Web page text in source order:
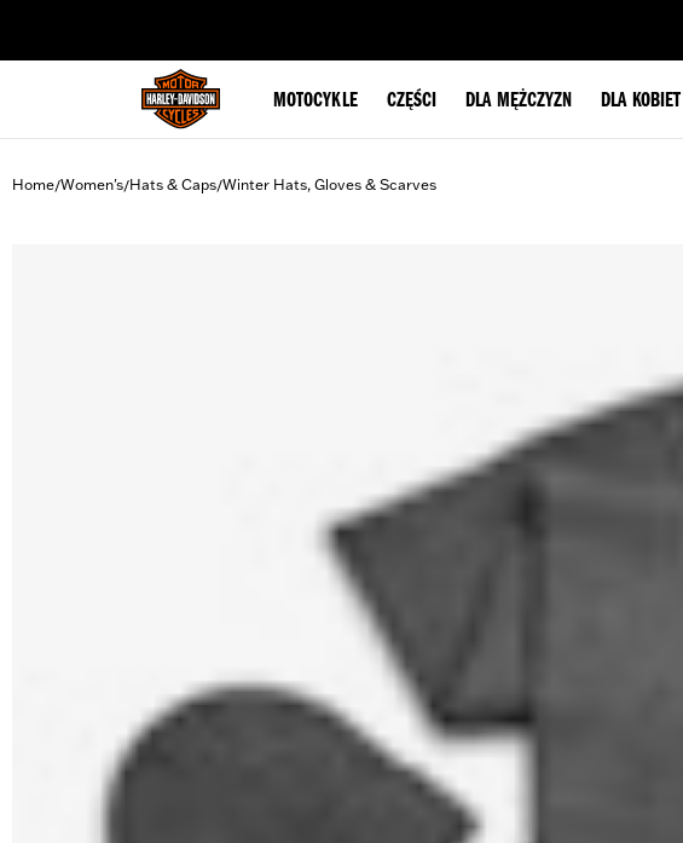
MOTOCYKLE CZĘŚCI DLA MĘŻCZYZN DLA KOBIET
Home/Women's/Hats & Caps/Winter Hats, Gloves & Scarves